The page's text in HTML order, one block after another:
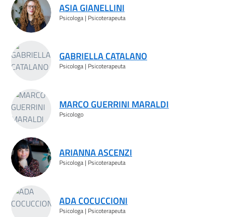
ASIA GIANELLINI
Psicologa | Psicoterapeuta
GABRIELLA CATALANO
Psicologa | Psicoterapeuta
MARCO GUERRINI MARALDI
Psicologo
ARIANNA ASCENZI
Psicologa | Psicoterapeuta
ADA COCUCCIONI
Psicologa | Psicoterapeuta